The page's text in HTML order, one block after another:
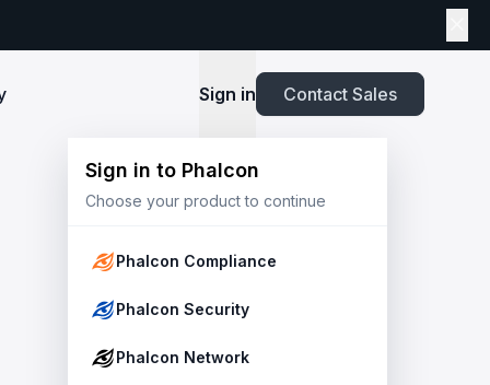
TOOLS
Enhance your blockchain explorer with
capabilities.
Simulation API
source to shield your ecosystem and
Trust and Secure Your Platform at
your tokenization contracts,
Playbook New
Whitepaper
Stablecoin Issuer Freeze Risk: A User-Centric
Newsroom
news and featured stories.
Sign in
Sign in to Phalcon
Choose your product to continue
Phalcon Compliance
Phalcon Security
Phalcon Network
Contact Sales